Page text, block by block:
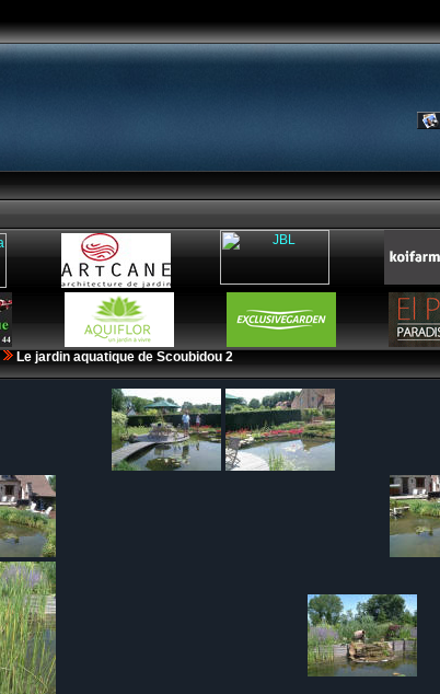
Le jardin aquatique de Scoubidou 2